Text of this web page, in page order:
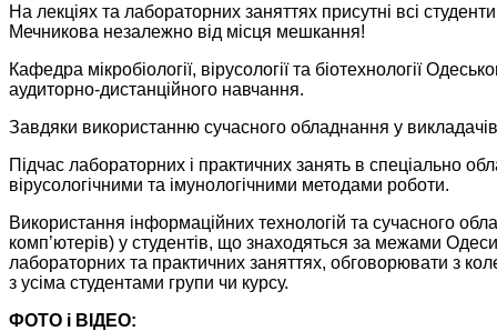
На лекціях та лабораторних заняттях присутні всі студенти
Мечникова незалежно від місця мешкання!
Кафедра мікробіології, вірусології та біотехнології
аудиторно-дистанційного навчання.
Завдяки використанню сучасного обладнання у
Підчас лабораторних і практичних занять в спеціально
вірусологічними та імунологічними методами роботи.
Використання інформаційних технологій та сучасного
комп’ютерів) у студентів, що знаходяться за межами
лабораторних та практичних заняттях, обговорювати з
з усіма студентами групи чи курсу.
ФОТО і ВІДЕО: